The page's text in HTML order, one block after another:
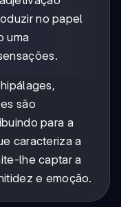
no papel
uma
são
para a
caracteriza a
lhe captar a
e emoção.